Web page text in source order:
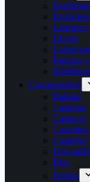
Espátulas
Limpieza
Llaves
Parches
Componentes
Balatas
Cadenas
Camaras
Cassettes
Cigüeñal
Ejes
Frenos